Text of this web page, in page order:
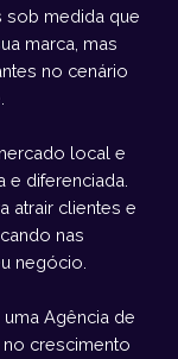
sob medida que
marca, mas
no cenário
local e
diferenciada.
atrair clientes e
nas
negócio.
Agência de
crescimento